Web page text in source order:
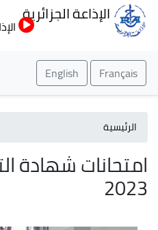
إلى
الإذاعة الجزائرية
Français
English
الرئيسية
امتحانات شهادة
2023